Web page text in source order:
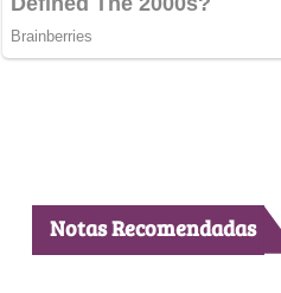
Notas Recomendadas